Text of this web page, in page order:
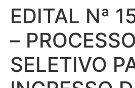
EDITAL Nª
– PROCESSO
SELETIVO